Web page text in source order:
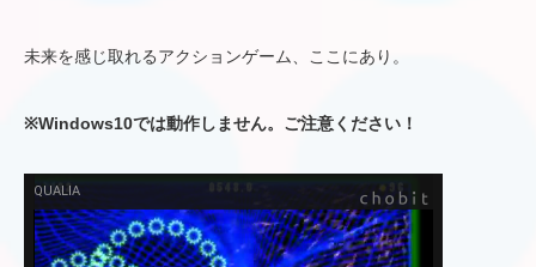
未来を感じ取れるアクションゲーム、ここにあり。
※Windows10では動作しません。ご注意ください！